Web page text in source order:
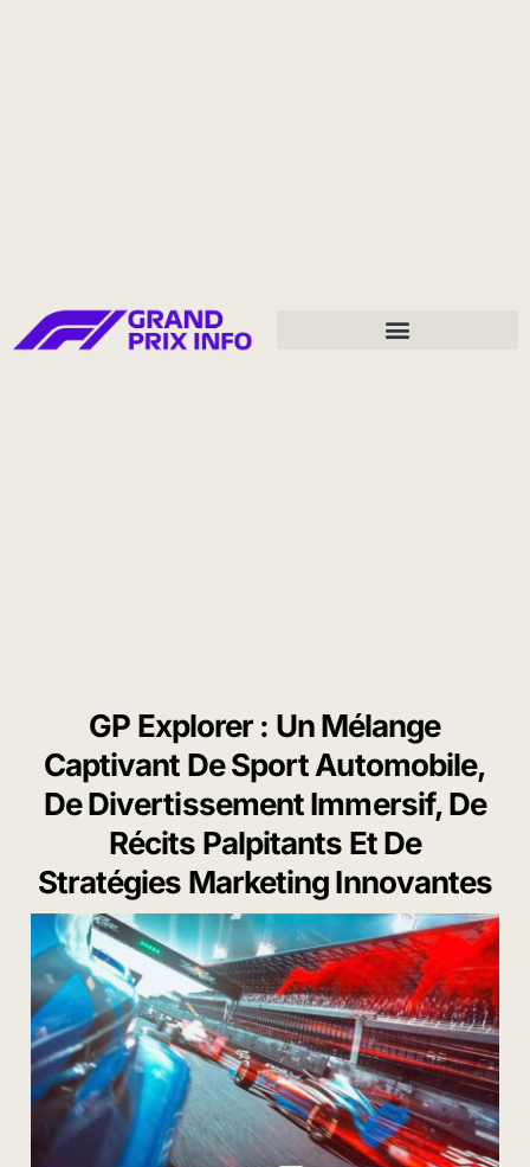
GP Explorer : Un Mélange
Captivant De Sport Automobile,
De Divertissement Immersif, De
Récits Palpitants Et De
Stratégies Marketing Innovantes